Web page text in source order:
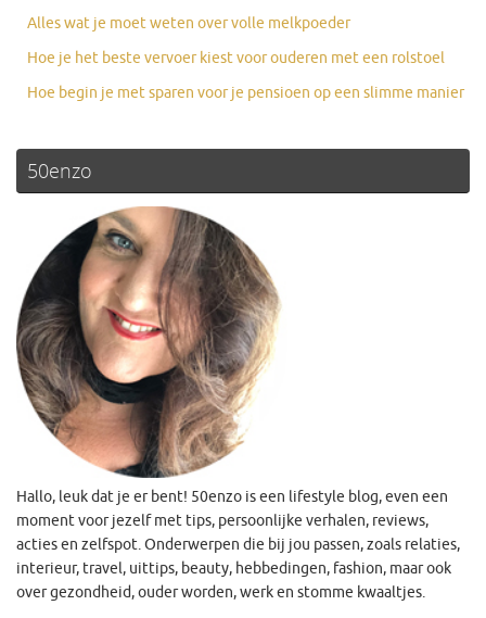
Alles wat je moet weten over volle melkpoeder
Hoe je het beste vervoer kiest voor ouderen met een rolstoel
Hoe begin je met sparen voor je pensioen op een slimme manier
50enzo
Hallo, leuk dat je er bent! 50enzo is een lifestyle blog, even een
moment voor jezelf met tips, persoonlijke verhalen, reviews,
acties en zelfspot. Onderwerpen die bij jou passen, zoals relaties,
interieur, travel, uittips, beauty, hebbedingen, fashion, maar ook
over gezondheid, ouder worden, werk en stomme kwaaltjes.